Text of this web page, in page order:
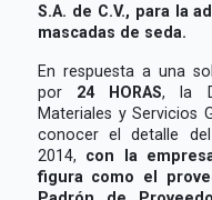
S.A. de C.V., para la
mascadas de seda.
En respuesta a una
por 24 HORAS, la
Materiales y Servicios
conocer el detalle
2014, con la
figura como el